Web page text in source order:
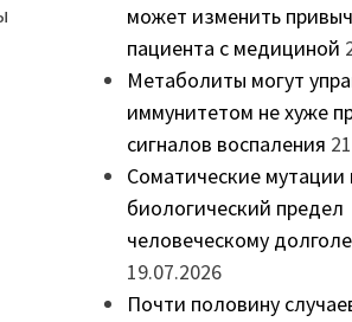
может изменить
пациента с медициной
Метаболиты могут
иммунитетом не хуже
сигналов воспаления
Соматические мутации
биологический предел
человеческому
19.07.2026
Почти половину